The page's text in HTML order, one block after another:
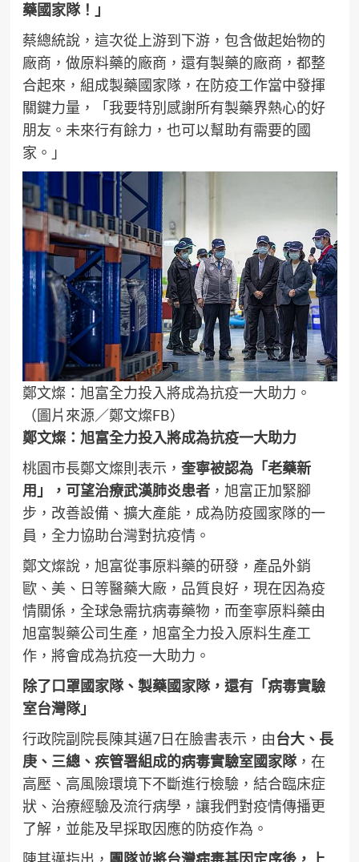
藥國家隊！」
蔡總統說，這次從上游到下游，包含做起始物的
廠商，做原料藥的廠商，還有製藥的廠商，都整
合起來，組成製藥國家隊，在防疫工作當中發揮
關鍵力量，「我要特別感謝所有製藥界熱心的好
朋友。未來行有餘力，也可以幫助有需要的國
家。」
鄭文燦：旭富全力投入將成為抗疫一大助力。
（圖片來源／鄭文燦FB）
鄭文燦：旭富全力投入將成為抗疫一大助力
桃園市長鄭文燦則表示， 奎寧被認為「老藥新
用」，可望治療武漢肺炎患者，旭富正加緊腳
步，改善設備、擴大產能，成為防疫國家隊的一
員，全力協助台灣對抗疫情。
鄭文燦說，旭富從事原料藥的研發，產品外銷
歐、美、日等醫藥大廠，品質良好，現在因為疫
情關係，全球急需抗病毒藥物，而奎寧原料藥由
旭富製藥公司生產，旭富全力投入原料生產工
作，將會成為抗疫一大助力。
除了口罩國家隊、製藥國家隊，還有「病毒實驗
室台灣隊」
行政院副院長陳其邁7日在臉書表示，由台大、長
庚、三總、疾管署組成的病毒實驗室國家隊，在
高壓、高風險環境下不斷進行檢驗，結合臨床症
狀、治療經驗及流行病學，讓我們對疫情傳播更
了解，並能及早採取因應的防疫作為。